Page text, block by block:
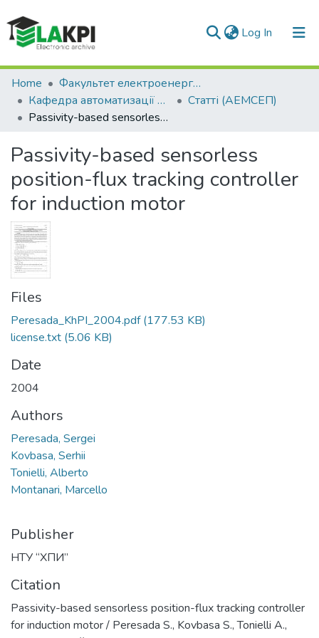
Log In (current)
Communities & Collections
All of DSpace
Home
Факультет електроенерготехніки та автоматики (ФЕА)
Кафедра автоматизації електромеханічних систем та електроприводу (АЕМСЕП)
Статті (АЕМСЕП)
Passivity-based sensorless position-flux tracking controller for induction motor
Passivity-based sensorless
position-flux tracking controller
for induction motor
Files
Peresada_KhPI_2004.pdf(177.53 KB)
license.txt (5.06 KB)
Date
2004
Authors
Peresada, Sergei
Kovbasa, Serhii
Tonielli, Alberto
Montanari, Marcello
Publisher
НТУ “ХПИ”
Citation
Passivity-based sensorless position-flux tracking controller
for induction motor / Peresada S., Kovbasa S., Tonielli A.,